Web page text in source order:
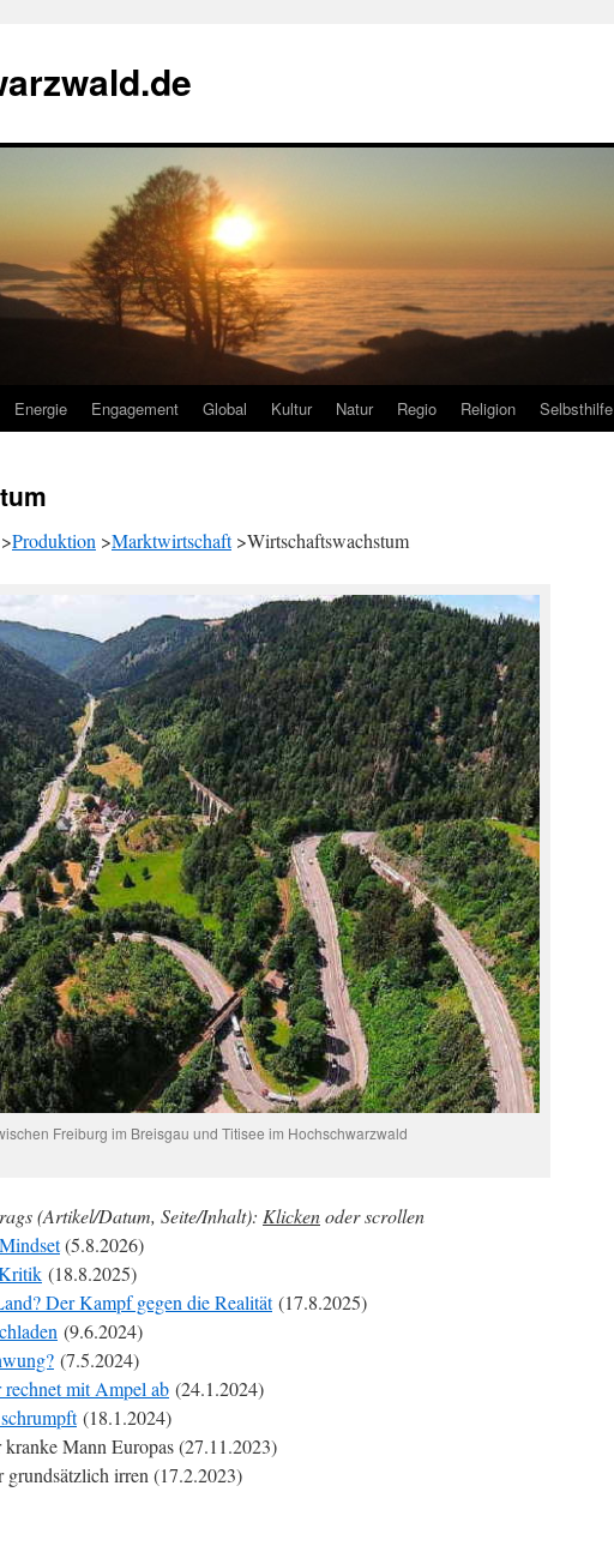
Energie Engagement Global Kultur Natur Regio Religion Selbsthilfe
>Produktion >Marktwirtschaft>Wirtschaftswachstum
Freiburg im Breisgau und Titisee im Hochschwarzwald
(Artikel/Datum, Seite/Inhalt): Klickenoder scrollen
(5.8.2026)
(18.8.2025)
Der Kampf gegen die Realität(17.8.2025)
(9.6.2024)
(7.5.2024)
mit Ampel ab (24.1.2024)
(18.1.2024)
Mann Europas (27.11.2023)
irren (17.2.2023)